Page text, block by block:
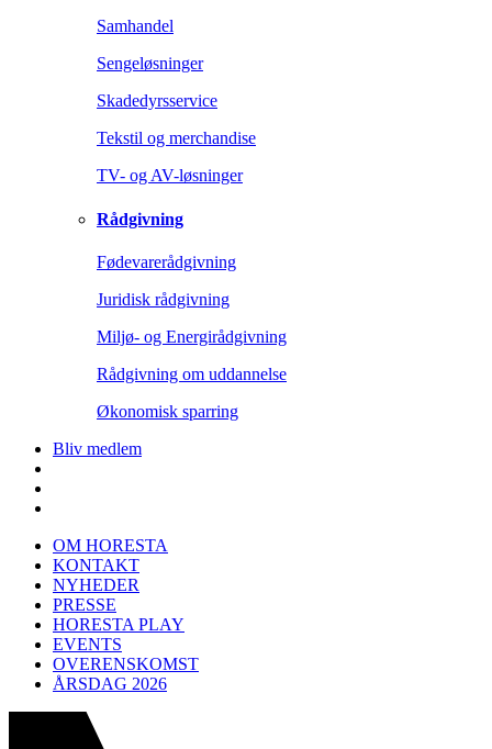
Samhandel
Sengeløsninger
Skadedyrsservice
Tekstil og merchandise
TV- og AV-løsninger
Rådgivning
Fødevarerådgivning
Juridisk rådgivning
Miljø- og Energirådgivning
Rådgivning om uddannelse
Økonomisk sparring
Bliv medlem
OM HORESTA
KONTAKT
NYHEDER
PRESSE
HORESTA PLAY
EVENTS
OVERENSKOMST
ÅRSDAG 2026